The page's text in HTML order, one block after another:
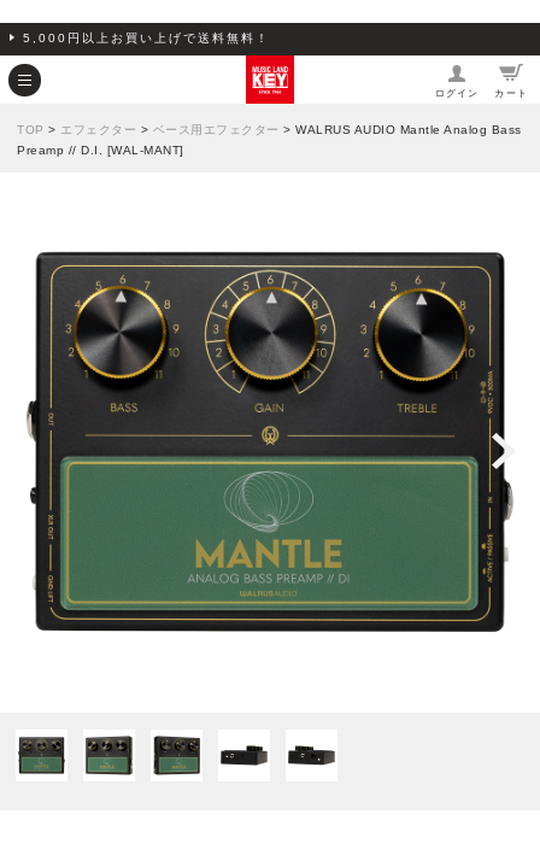
5,000円以上お買い上げで送料無料！
ログイン カート
TOP > エフェクター > ベース用エフェクター > WALRUS AUDIO Mantle Analog Bass
Preamp // D.I. [WAL-MANT]